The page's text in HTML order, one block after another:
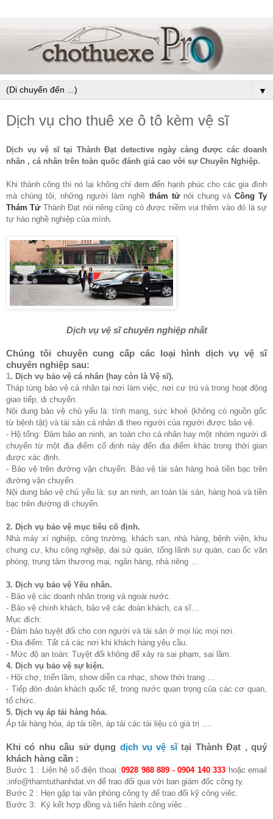
▼
Dịch vụ cho thuê xe ô tô kèm vệ sĩ
Dịch vụ vệ sĩ tại Thành Đạt detective ngày càng được các doanh
nhân , cá nhân trên toàn quốc đánh giá cao với sự Chuyên Nghiệp.
Khi thành công thì nó lại không chỉ đem đến hạnh phúc cho các gia đình
mà chúng tôi, những người làm nghề thám tửnói chung và Công Ty
Thám TửThành Đạt nói riêng cũng có được niềm vui thêm vào đó là sự
tự hào nghề nghiệp của mình.
Dịch vụ vệ sĩ chuyên nghiệp nhất
Chúng tôi chuyên cung cấp các loại hình dịch vụ vệ sĩ
chuyên nghiệp sau:
1 . Dịch vụ bảo vệ cá nhân (hay còn là Vệ sĩ).
Tháp tùng bảo vệ cá nhân tại nơi làm việc, nơi cư trú và trong hoạt động
giao tiếp, di chuyển.
Nội dung bảo vệ chủ yếu là: tính mạng, sức khoẻ (không có nguồn gốc
từ bệnh tật) và tài sản cá nhân đi theo người của người được bảo vệ.
- Hộ tống: Đảm bảo an ninh, an toàn cho cá nhân hay một nhóm người di
chuyển từ một địa điểm cố định này đến địa điểm khác trong thời gian
được xác định.
- Bảo vệ trên đường vận chuyển: Bảo vệ tài sản hàng hoá tiền bạc trên
đường vận chuyển.
Nội dung bảo vệ chủ yếu là: sự an ninh, an toàn tài sản, hàng hoá và tiền
bạc trên đường di chuyển.
2. Dịch vụ bảo vệ mục tiêu cố định.
Nhà máy xí nghiệp, công trường, khách sạn, nhà hàng, bệnh viện, khu
chung cư, khu công nghiệp, đại sứ quán, tổng lãnh sự quán, cao ốc văn
phòng, trung tâm thương mại, ngân hàng, nhà riêng …
3. Dịch vụ bảo vệ Yếu nhân.
- Bảo vệ các doanh nhân trong và ngoài nước.
- Bảo vệ chính khách, bảo vệ các đoàn khách, ca sĩ…
Mục đích:
- Đảm bảo tuyệt đối cho con người và tài sản ở mọi lúc mọi nơi.
- Địa điểm: Tất cả các nơi khi khách hàng yêu cầu.
- Mức độ an toàn: Tuyệt đối không để xảy ra sai phạm, sai lầm.
4. Dịch vụ bảo vệ sự kiện.
- Hội chợ, triển lãm, show diễn ca nhạc, show thời trang …
- Tiếp đón đoàn khách quốc tế, trong nước quan trọng của các cơ quan,
tổ chức.
5. Dịch vụ áp tải hàng hóa.
Áp tải hàng hóa, áp tải tiền, áp tải các tài liệu có giá trị ….
Khi có nhu cầu sử dụng dịch vụ vệ sĩtại Thành Đạt , quý
khách hàng cần :
Bước 1 : Liên hệ số điện thoại :0928 988 889 - 0904 140 333 hoặc email
:info@thamtuthanhdat.vn để trao đổi qua với ban giám đốc công ty.
Bước 2 : Hẹn gặp tại văn phòng công ty để trao đổi kỹ công viêc.
Bước 3: Ký kết hợp đồng và tiến hành công việc .